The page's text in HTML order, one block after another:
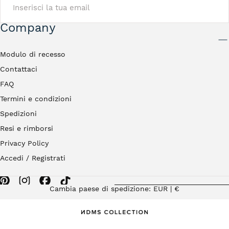
Company
Modulo di recesso
Contattaci
FAQ
Termini e condizioni
Spedizioni
Resi e rimborsi
Privacy Policy
Accedi / Registrati
Cambia paese di spedizione: EUR | €